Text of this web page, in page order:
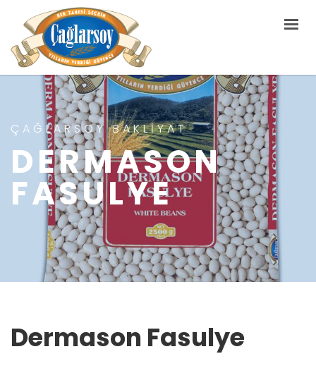
ANA SAYFA
HAKKIMIZDA
YEMEK TARIFLERI
ÜRÜNLERIMIZ
İLETIŞIM
ÇAĞLARSOY BAKLIYAT
DERMASON
FASULYE
Dermason Fasulye